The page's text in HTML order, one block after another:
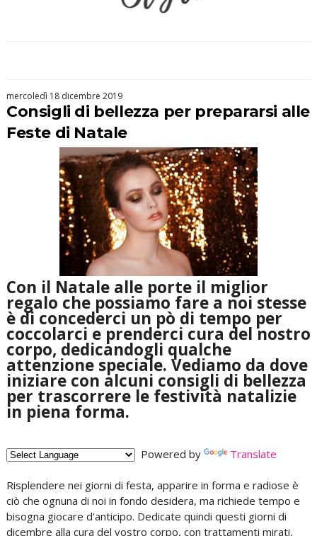
mercoledì 18 dicembre 2019
Consigli di bellezza per prepararsi alle
Feste di Natale
Con il Natale alle porte il miglior
regalo che possiamo fare a noi stesse
è di concederci un pò di tempo per
coccolarci e prenderci cura del nostro
corpo, dedicandogli qualche
attenzione speciale. Vediamo da dove
iniziare con alcuni consigli di bellezza
per trascorrere le festività natalizie
in piena forma.
Powered by Translate
Risplendere nei giorni di festa, apparire in forma e radiose è
ciò che ognuna di noi in fondo desidera, ma richiede tempo e
bisogna giocare d'anticipo. Dedicate quindi questi giorni di
dicembre alla cura del vostro corpo, con trattamenti mirati,